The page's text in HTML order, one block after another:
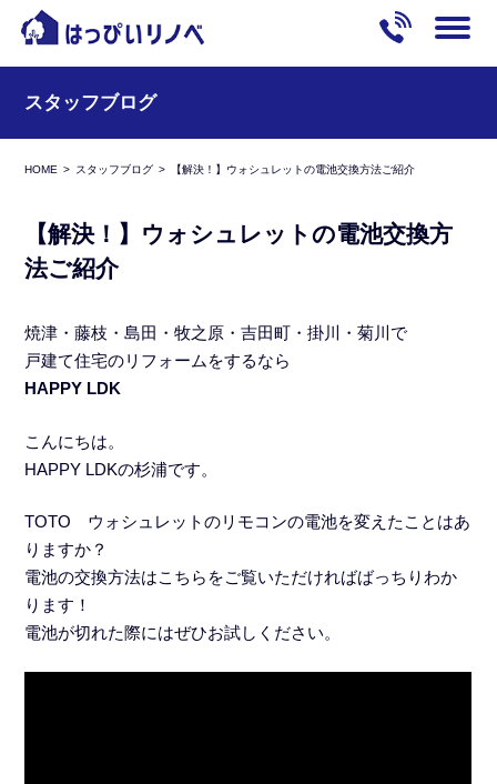
スタッフブログ
HOME スタッフブログ 【解決！】ウォシュレットの電池交換方法ご紹介
【解決！】ウォシュレットの電池交換方
法ご紹介
焼津・藤枝・島田・牧之原・吉田町・掛川・菊川で
戸建て住宅のリフォームをするなら
HAPPY LDK
こんにちは。
HAPPY LDKの杉浦です。
TOTO ウォシュレットのリモコンの電池を変えたことはあ
りますか？
電池の交換方法はこちらをご覧いただければばっちりわか
ります！
電池が切れた際にはぜひお試しください。